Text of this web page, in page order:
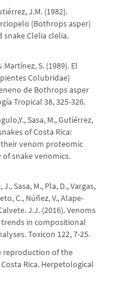
J.M. (1982).
(Bothrops asper)
Clelia clelia.
S. (1989). El
Colubridae)
de Bothrops asper
Tropical 38, 325-326.
Sasa, M., Gutiérrez,
of Costa Rica:
venom proteomic
snake venomics.
Sasa, M., Pla, D., Vargas,
C., Núñez, V., Alape-
J.J. (2016). Venoms
in compositional
Toxicon 122, 7-25.
reproduction of the
Rica. Herpetological